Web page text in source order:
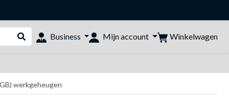
Webshop doorzoeken
Business Mijn account Winkelwagen
werkgeheugen